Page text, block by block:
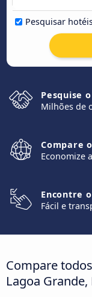
Pesquisar
Pesquise
Milhões de
Compare
Economize
Encontre
Fácil e
Compare
Lagoa Grande,